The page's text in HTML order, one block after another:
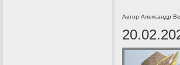
Автор Александр